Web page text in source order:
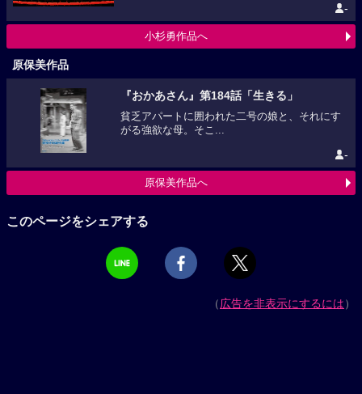
-
小杉勇作品へ
原保美作品
『おかあさん』第184話「生きる」
貧乏アパートに囲われた二号の娘と、それにす
がる強欲な母。そこ...
-
原保美作品へ
このページをシェアする
（広告を非表示にするには）